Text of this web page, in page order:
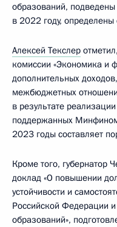
образований,
в 2022 году,
Алексей Текслер
комиссии «Экономика и
дополнительных
межбюджетных
в результате
поддержанных
2023 годы составляет
Кроме того, губернатор
доклад «О повышении
устойчивости и
Российской Федерации
образований»,